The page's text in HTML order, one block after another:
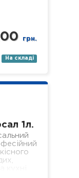
грн.
На складі
1л.